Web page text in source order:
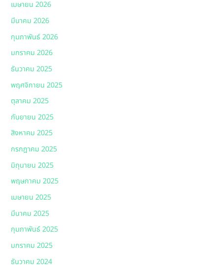
เมษายน 2026
มีนาคม 2026
กุมภาพันธ์ 2026
มกราคม 2026
ธันวาคม 2025
พฤศจิกายน 2025
ตุลาคม 2025
กันยายน 2025
สิงหาคม 2025
กรกฎาคม 2025
มิถุนายน 2025
พฤษภาคม 2025
เมษายน 2025
มีนาคม 2025
กุมภาพันธ์ 2025
มกราคม 2025
ธันวาคม 2024